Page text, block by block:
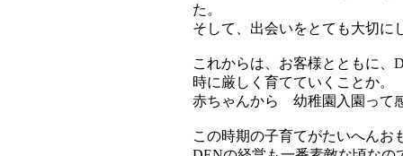
た。
そして、出会いをとても大切に
これからは、お客様とともに、
時に厳しく育てていくことか。
赤ちゃんから 幼稚園入園って
この時期の子育てがたいへんお